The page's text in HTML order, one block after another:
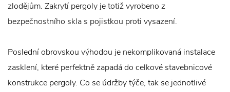
zlodějům. Zakrytí pergoly je totiž vyrobeno z
bezpečnostního skla s pojistkou proti vysazení.
Poslední obrovskou výhodou je nekomplikovaná instalace
zasklení, které perfektně zapadá do celkové stavebnicové
konstrukce pergoly. Co se údržby týče, tak se jednotlivé